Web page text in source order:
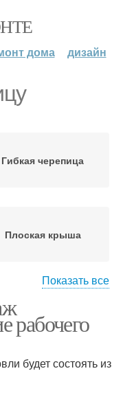
дома дизайн
Гибкая черепица
Плоская крыша
Показать все
рабочего
будет состоять из